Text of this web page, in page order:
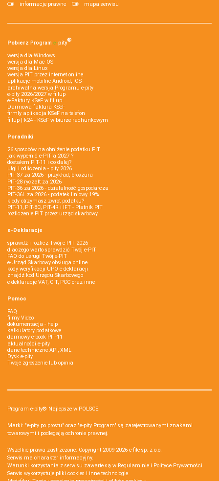
informacje prawne
mapa serwisu
Pobierz Program e‑pity®
wersja dla Windows
wersja dla Mac OS
wersja dla Linux
wersja PIT przez internet online
aplikacje mobilne Android, iOS
archiwalna wersja Programu e-pity
e-pity 2026/2027 w fillup
e‑Faktury KSeF w fillup
Darmowa faktura KSeF
firmly aplikacja KSeF na telefon
fillup | k24 - KSeF w biurze rachunkowym
Poradniki
26 sposobów na obniżenie podatku PIT
jak wypełnić e-PIT'a 2027 ?
dostałem PIT-11 i co dalej?
ulgi i odliczenia - pity 2026
PIT-37 za 2026 - przykład, broszura
PIT-28 ryczałt za 2026
PIT-36 za 2026 - działalność gospodarcza
PIT-36L za 2026 - podatek liniowy 19%
kiedy otrzymasz zwrot podatku?
PIT-11, PIT-8C, PIT-4R i IFT - Płatnik PIT
rozliczenie PIT przez urząd skarbowy
e-Deklaracje
sprawdź i rozlicz Twój e PIT 2026
dlaczego warto sprawdzić Twój e-PIT
FAQ do usługi Twój e-PIT
e-Urząd Skarbowy obsługa online
kody weryfikacji UPO e-deklaracji
znajdź kod Urzędu Skarbowego
e-deklaracje VAT, CIT, PCC oraz inne
Pomoc
FAQ
filmy Video
dokumentacja - help
kalkulatory podatkowe
darmowy e-book PIT-11
aktualności e-pity
dane techniczne API, XML
Dysk e-pity
Twoje zgłoszenie lub opinia
Program e-pity® Najlepsze w POLSCE.
Marki: "e-pity po prostu" oraz "e-pity Program" są zarejestrowanymi znakami
towarowymi i podlegają ochronie prawnej.
Wszelkie prawa zastrzeżone. Copyright 2009-2026 e-file sp. z o.o.
Serwis ma charakter informacyjny.
Warunki korzystania z serwisu zawarte są w Regulaminie i Polityce Prywatności.
Serwis wykorzystuje pliki cookies i inne technologie.